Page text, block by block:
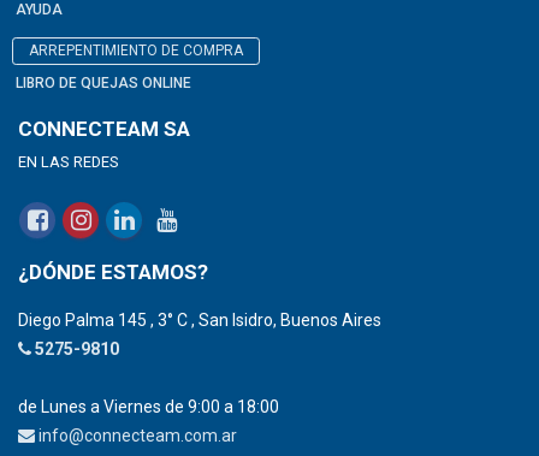
AYUDA
ARREPENTIMIENTO DE COMPRA
LIBRO DE QUEJAS ONLINE
CONNECTEAM SA
EN LAS REDES
¿DÓNDE ESTAMOS?
Diego Palma 145 , 3° C , San Isidro, Buenos Aires
5275-9810
de Lunes a Viernes de 9:00 a 18:00
info@connecteam.com.ar